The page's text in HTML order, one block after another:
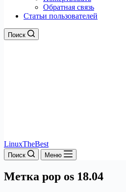
Обратная связь
Статьи пользователей
Поиск
LinuxTheBest
Поиск Меню
Метка pop os 18.04